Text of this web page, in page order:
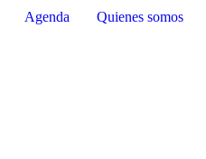
Agenda Quienes somos